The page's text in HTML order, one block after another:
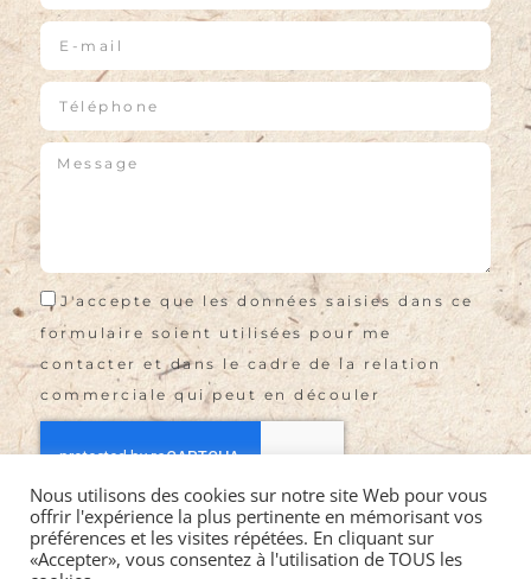
J'accepte que les données saisies dans ce
formulaire soient utilisées pour me
contacter et dans le cadre de la relation
commerciale qui peut en découler
Envoyer
Nous utilisons des cookies sur notre site Web pour vous
offrir l'expérience la plus pertinente en mémorisant vos
préférences et les visites répétées. En cliquant sur
«Accepter», vous consentez à l'utilisation de TOUS les